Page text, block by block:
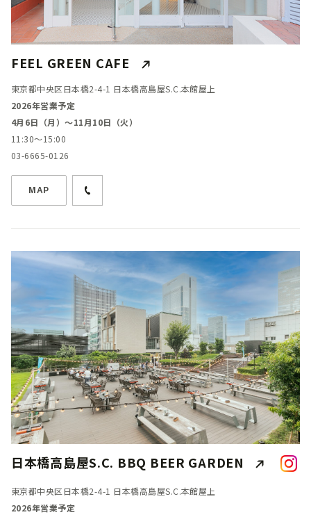
FEEL GREEN CAFE
東京都中央区日本橋2-4-1 日本橋高島屋S.C.本館屋上
2026年営業予定
4月6日（月）～11月10日（火）
11:30～15:00
03-6665-0126
MAP
日本橋高島屋S.C. BBQ BEER GARDEN
東京都中央区日本橋2-4-1 日本橋高島屋S.C.本館屋上
2026年営業予定